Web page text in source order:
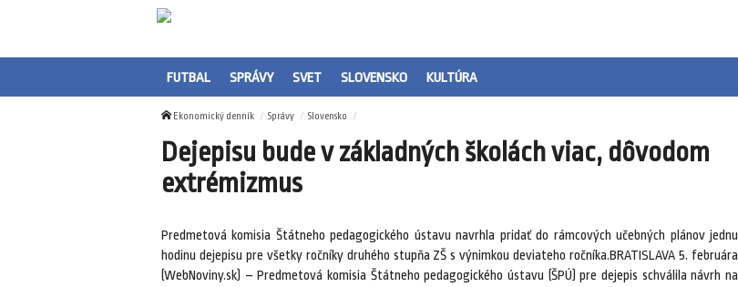
FUTBAL SPRÁVY SVET SLOVENSKO KULTÚRA
Ekonomický denník Správy Slovensko
Dejepisu bude v základných školách viac, dôvodom
extrémizmus
Predmetová komisia Štátneho pedagogického ústavu navrhla pridať do rámcových učebných plánov jednu
hodinu dejepisu pre všetky ročníky druhého stupňa ZŠ s výnimkou deviateho ročníka.BRATISLAVA 5. februára
(WebNoviny.sk) – Predmetová komisia Štátneho pedagogického ústavu (ŠPÚ) pre dejepis schválila návrh na